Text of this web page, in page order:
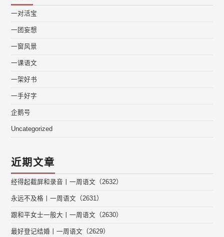
一对活宝
一团妄想
一窗风景
一课语文
一架好书
一手好字
企鹅号
Uncategorized
近期文章
经得起截屏和录音丨一周语文（2632）
永远不及格丨一周语文（2631）
跟和平女士一般大丨一周语文（2630）
最好登记结婚丨一周语文（2629）